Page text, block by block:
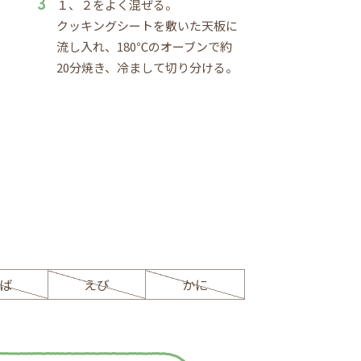
１、２をよく混ぜる。
クッキングシートを敷いた天板に
流し入れ、180℃のオーブンで約
20分焼き、冷まして切り分ける。
えび かに